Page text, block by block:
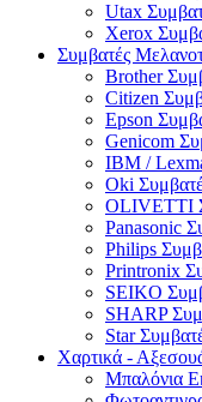
Utax
Xerox
Συμβατές
Brother
Citizen
Epson
Genicom
IBM /
Oki
OLIVETTI
Panasonic
Philips
Printronix
SEIKO
SHARP
Star
Χαρτικά -
Μπαλόνια